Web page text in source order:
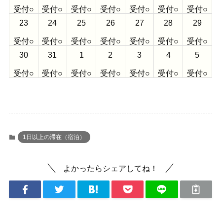
受付○ 受付○ 受付○ 受付○ 受付○ 受付○ 受付○
23
受付○
24
受付○
25
受付○
26
受付○
27
受付○
28
受付○
29
受付○
30
受付○
31
受付○
1
受付○
2
受付○
3
受付○
4
受付○
5
受付○
1日以上の滞在（宿泊）
よかったらシェアしてね！